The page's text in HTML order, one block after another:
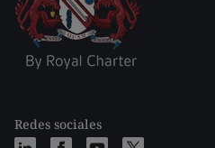
Redes sociales